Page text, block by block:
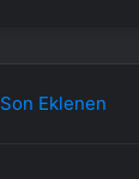
Son Eklenen